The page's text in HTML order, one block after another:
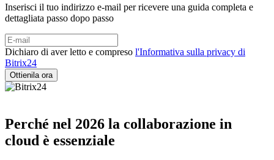
Inserisci il tuo indirizzo e-mail per ricevere una guida completa e
dettagliata passo dopo passo
Dichiaro di aver letto e compreso l'Informativa sulla privacy di
Bitrix24
Perché nel 2026 la collaborazione in
cloud è essenziale